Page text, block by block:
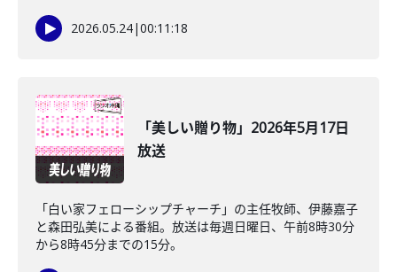
2026.05.24|00:11:18
「美しい贈り物」2026年5月17日
放送
「白い家フェローシップチャーチ」の主任牧師、伊藤嘉子
と森田弘美による番組。放送は毎週日曜日、午前8時30分
から8時45分までの15分。